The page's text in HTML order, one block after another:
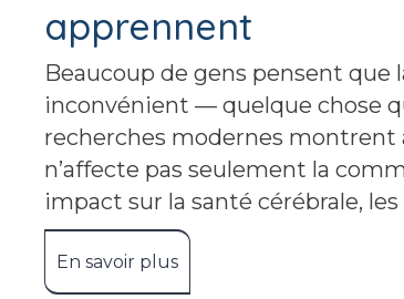
apprennent
Beaucoup de gens pensent
inconvénient — quelque chose
recherches modernes
n’affecte pas seulement la
impact sur la santé cérébrale,
En savoir plus